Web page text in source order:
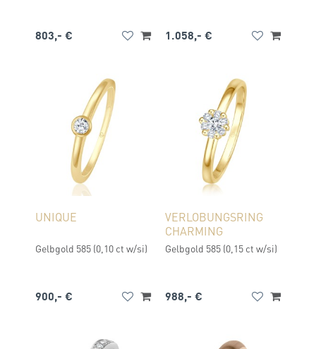
803,- € 1.058,- €
UNIQUE
Gelbgold 585 (0,10 ct w/si)
900,- €
VERLOBUNGSRING
CHARMING
Gelbgold 585 (0,15 ct w/si)
988,- €